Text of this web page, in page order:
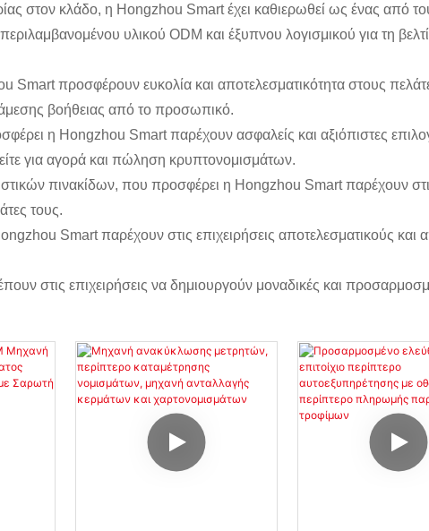
στον κλάδο, η Hongzhou Smart έχει καθιερωθεί ως ένας από
υλικού ODM και έξυπνου λογισμικού για τη
Smart προσφέρουν ευκολία και αποτελεσματικότητα στους
βοήθειας από το προσωπικό.
η Hongzhou Smart παρέχουν ασφαλείς και αξιόπιστες
για αγορά και πώληση κρυπτονομισμάτων.
πινακίδων, που προσφέρει η Hongzhou Smart παρέχουν
τους.
Smart παρέχουν στις επιχειρήσεις αποτελεσματικούς και
στις επιχειρήσεις να δημιουργούν μοναδικές και